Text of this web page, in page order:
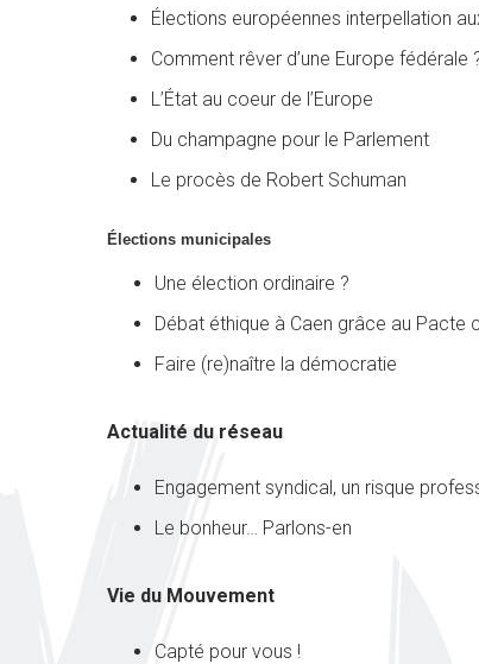
Élections européennes interpellation
Comment rêver d’une Europe fédérale
L’État au coeur de l’Europe
Du champagne pour le Parlement
Le procès de Robert Schuman
Élections municipales
Une élection ordinaire ?
Débat éthique à Caen grâce au Pacte
Faire (re)naître la démocratie
Actualité du réseau
Engagement syndical, un risque
Le bonheur… Parlons-en
Vie du Mouvement
Capté pour vous !